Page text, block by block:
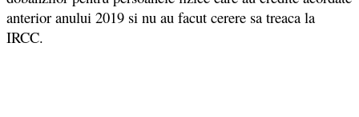
anterior anului 2019 si nu au facut cerere sa treaca la
IRCC.